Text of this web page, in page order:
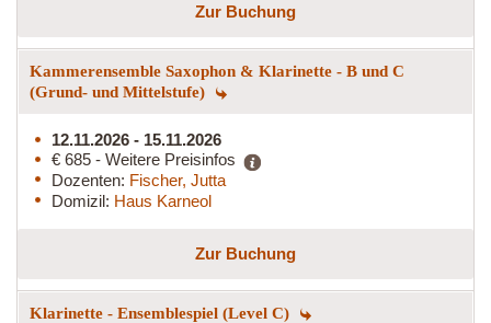
Zur Buchung
Kammerensemble Saxophon & Klarinette - B und C
(Grund- und Mittelstufe)
12.11.2026 - 15.11.2026
€ 685 - Weitere Preisinfos
Dozenten: Fischer, Jutta
Domizil: Haus Karneol
Zur Buchung
Klarinette - Ensemblespiel (Level C)